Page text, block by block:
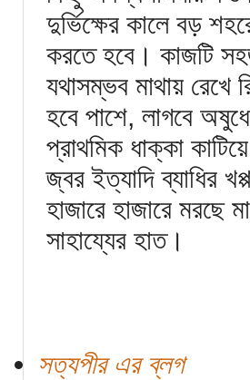
দুর্ভিক্ষের কালে বড়
করতে হবে। কাজটি
যথাসম্ভব মাথায় রেখে
হবে পাশে, লাগবে
প্রাথমিক ধাক্কা
জ্বর ইত্যাদি ব্যাধির
হাজারে হাজারে মরছে
সাহায্যের হাত।
সত্যপীর এর ব্লগ